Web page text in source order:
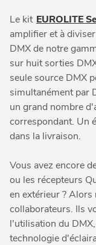
Le kit EUROLITE
amplifier et à
DMX de notre
sur huit sorties
seule source DMX
simultanément par
un grand nombre
correspondant. Un
dans la livraison.
Vous avez encore
ou les récepteurs
en extérieur ?
collaborateurs. Ils
l'utilisation du
technologie